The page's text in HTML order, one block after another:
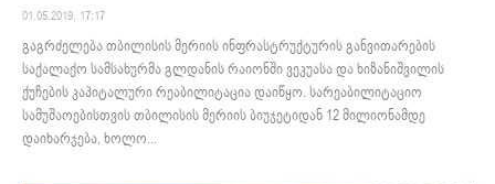
01.05.2019. 17:17
გაგრძელება თბილისის მერიის ინფრასტრუქტურის განვითარების
საქალაქო სამსახურმა გლდანის რაიონში ვეკუასა და ხიზანიშვილის
ქუჩების კაპიტალური რეაბილიტაცია დაიწყო. სარეაბილიტაციო
სამუშაოებისთვის თბილისის მერიის ბიუჯეტიდან 12 მილიონამდე
დაიხარჯება, ხოლო...